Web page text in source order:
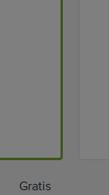
Gratis